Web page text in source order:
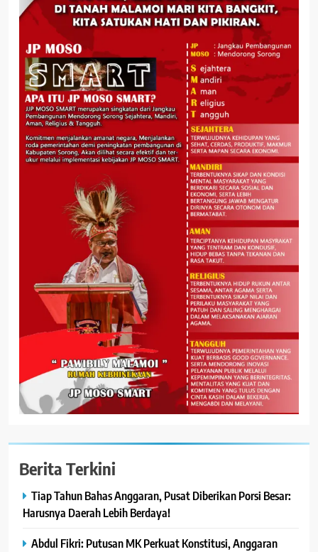
Berita Terkini
Tiap Tahun Bahas Anggaran, Pusat Diberikan Porsi Besar:
Harusnya Daerah Lebih Berdaya!
Abdul Fikri: Putusan MK Perkuat Konstitusi, Anggaran